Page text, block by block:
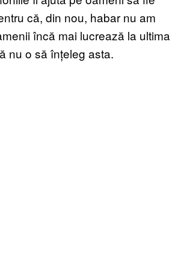
că, din nou, habar nu am
încă mai lucrează la ultima
nu o să înțeleg asta.